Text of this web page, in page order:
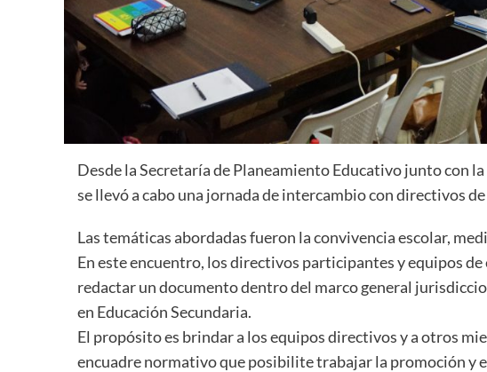
Desde la Secretaría de Planeamiento Educativo junto con
se llevó a cabo una jornada de intercambio con directivos
Las temáticas abordadas fueron la convivencia escolar,
En este encuentro, los directivos participantes y equipos
redactar un documento dentro del marco general
en Educación Secundaria.
El propósito es brindar a los equipos directivos y a otros
encuadre normativo que posibilite trabajar la promoción y